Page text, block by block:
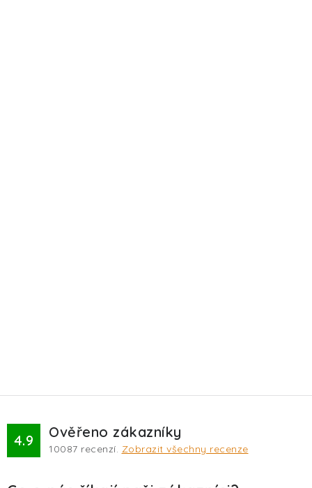
4.9 Ověřeno zákazníky
10087 recenzí. Zobrazit všechny recenze